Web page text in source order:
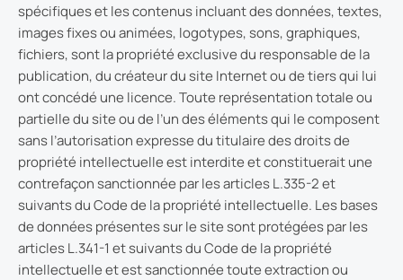
spécifiques et les contenus incluant des données, textes,
images fixes ou animées, logotypes, sons, graphiques,
fichiers, sont la propriété exclusive du responsable de la
publication, du créateur du site Internet ou de tiers qui lui
ont concédé une licence. Toute représentation totale ou
partielle du site ou de l’un des éléments qui le composent
sans l’autorisation expresse du titulaire des droits de
propriété intellectuelle est interdite et constituerait une
contrefaçon sanctionnée par les articles L.335-2 et
suivants du Code de la propriété intellectuelle. Les bases
de données présentes sur le site sont protégées par les
articles L.341-1 et suivants du Code de la propriété
intellectuelle et est sanctionnée toute extraction ou